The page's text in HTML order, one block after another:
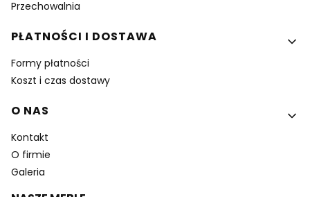
Przechowalnia
PŁATNOŚCI I DOSTAWA
Formy płatności
Koszt i czas dostawy
O NAS
Kontakt
O firmie
Galeria